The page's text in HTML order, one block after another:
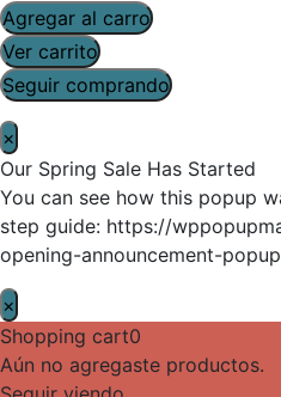
Agregar al carro
Ver carrito
Seguir comprando
×
Our Spring Sale Has Started
You can see how this popup
step guide: https://
opening-announcement-
×
Shopping cart0
Aún no agregaste productos.